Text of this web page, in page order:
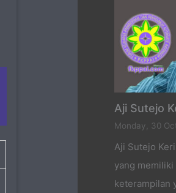
Aji Sutejo
Monday, 30
Aji Sutejo
yang
keterampilan